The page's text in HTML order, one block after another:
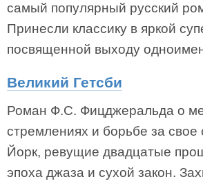
самый популярный русский
Принесли классику в яркой
посвященной выходу
Великий Гетсби
Роман Ф.С. Фицджеральда о
стремлениях и борьбе за свое
Йорк, ревущие двадцатые
эпоха джаза и сухой закон.